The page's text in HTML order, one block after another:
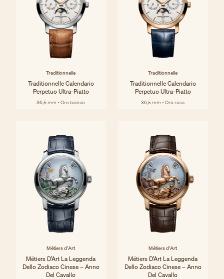
Traditionnelle
Traditionnelle Calendario
Perpetuo Ultra-Piatto
36,5 mm - Oro bianco
Traditionnelle
Traditionnelle Calendario
Perpetuo Ultra-Piatto
36,5 mm - Oro rosa
Métiers d'Art
Métiers D’Art La Leggenda
Dello Zodiaco Cinese – Anno
Del Cavallo
Métiers d'Art
Métiers D’Art La Leggenda
Dello Zodiaco Cinese – Anno
Del Cavallo